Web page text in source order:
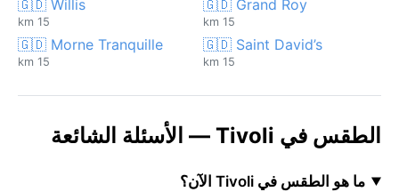
🇬🇩 Grand Roy
15 km
🇬🇩 Willis
15 km
🇬🇩 Saint David’s
15 km
🇬🇩 Morne Tranquille
15 km
الطقس في Tivoli — الأسئلة الشائعة
ما هو الطقس في Tivoli الآن؟